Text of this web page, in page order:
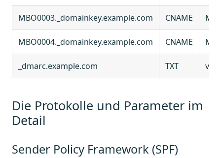
MBO0003._domainkey.example.com CNAME
MBO0004._domainkey.example.com CNAME
_dmarc.example.com TXT
Die Protokolle und Parameter im
Detail
Sender Policy Framework (SPF)